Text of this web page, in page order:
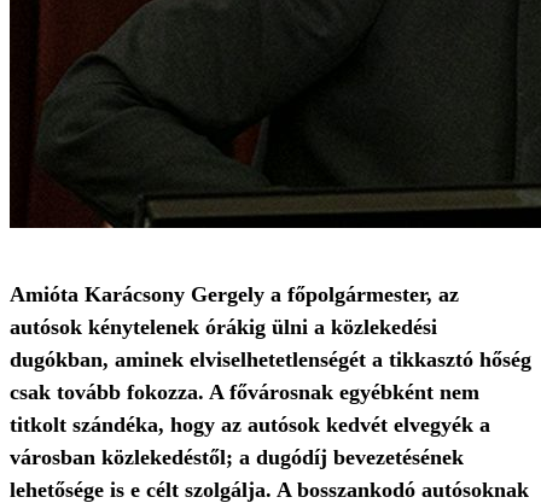
Amióta Karácsony Gergely a főpolgármester, az
autósok kénytelenek órákig ülni a közlekedési
dugókban, aminek elviselhetetlenségét a tikkasztó hőség
csak tovább fokozza. A fővárosnak egyébként nem
titkolt szándéka, hogy az autósok kedvét elvegyék a
városban közlekedéstől; a dugódíj bevezetésének
lehetősége is e célt szolgálja. A bosszankodó autósoknak